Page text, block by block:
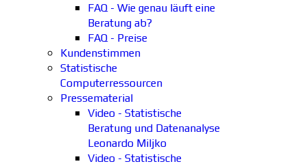
FAQ - Wie genau läuft eine
Beratung ab?
FAQ - Preise
Kundenstimmen
Statistische
Computerressourcen
Pressematerial
Video - Statistische
Beratung und Datenanalyse
Leonardo Miljko
Video - Statistische